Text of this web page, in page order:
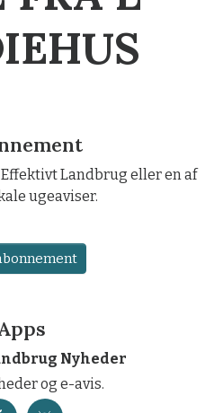
L-
Landbrug eller en af
Nyheder